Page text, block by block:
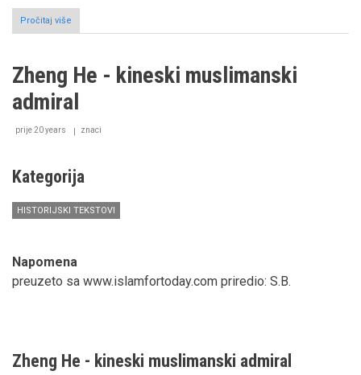
Pročitaj više
Slučaj
odgovor
jedan
knjige
Kuschela
''Spor
Abrahama''
Zheng He - kineski muslimanski
admiral
prije 20 years znaci
Kategorija
HISTORIJSKI TEKSTOVI
Napomena
preuzeto sa www.islamfortoday.com priredio: S.B.
Zheng He - kineski muslimanski admiral